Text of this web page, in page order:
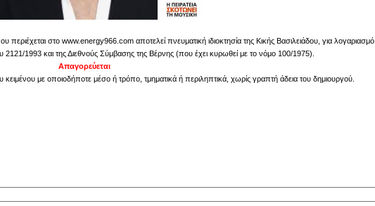
περιέχεται στο www.energy966.com αποτελεί πνευματική ιδιοκτησία της Κικής Βασιλειάδου, για λογαριασμό
1993 και της Διεθνούς Σύμβασης της Βέρνης (που έχει κυρωθεί με το νόμο 100/1975).
Απαγορεύεται
με οποιοδήποτε μέσο ή τρόπο, τμηματικά ή περιληπτικά, χωρίς γραπτή άδεια του δημιουργού.